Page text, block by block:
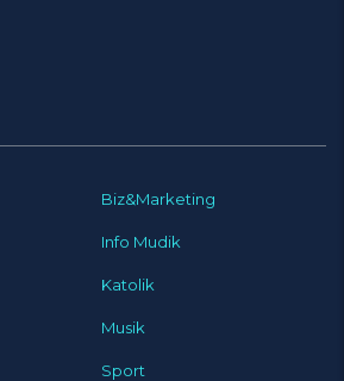
Biz&Marketing
Info Mudik
Katolik
Musik
Sport